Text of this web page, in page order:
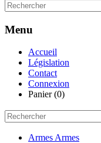
Menu
Accueil
Législation
Contact
Connexion
Panier (0)
Armes Armes